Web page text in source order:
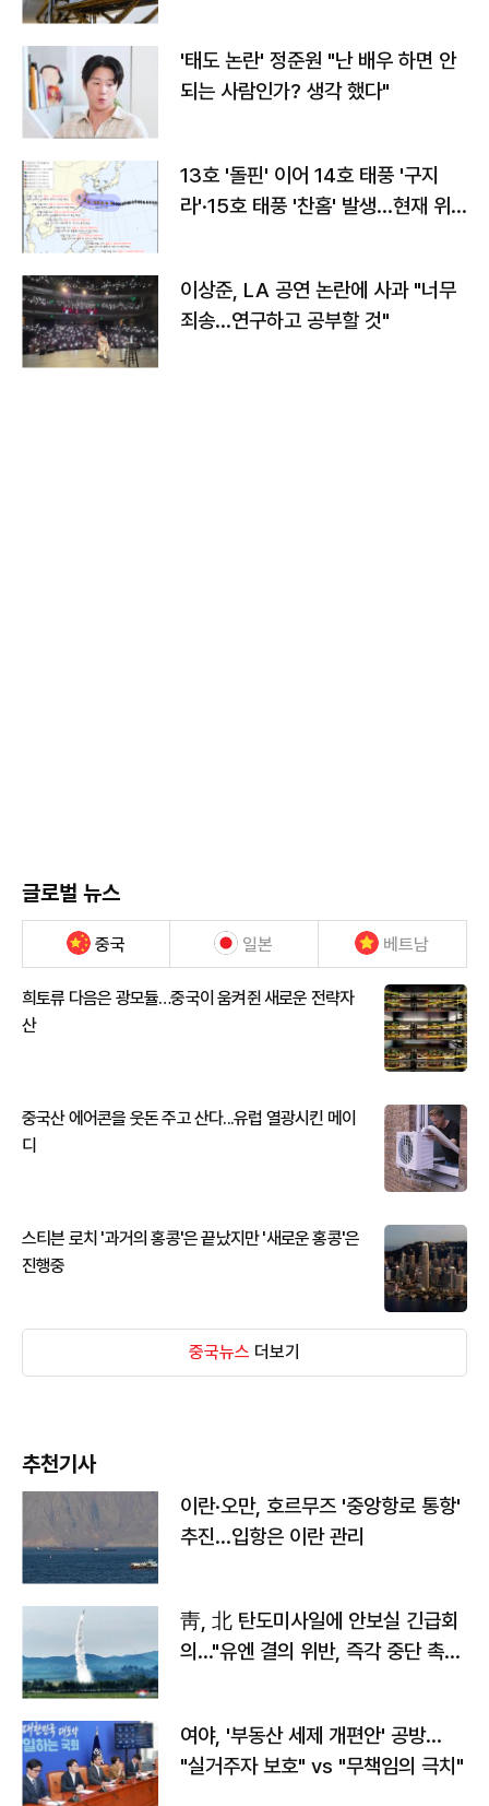
'태도 논란' 정준원 "난 배우 하면 안
되는 사람인가? 생각 했다"
13호 '돌핀' 이어 14호 태풍 '구지
라'·15호 태풍 '찬홈' 발생…현재 위
이상준, LA 공연 논란에 사과 "너무
죄송…연구하고 공부할 것"
글로벌 뉴스
중국 일본 베트남
희토류 다음은 광모듈…중국이 움켜쥔 새로운 전략자
산
중국산 에어콘을 웃돈 주고 산다...유럽 열광시킨 메이
디
스티븐 로치 '과거의 홍콩'은 끝났지만 '새로운 홍콩'은
진행중
중국뉴스 더보기
추천기사
이란·오만, 호르무즈 '중앙항로 통항'
추진…입항은 이란 관리
靑, 北 탄도미사일에 안보실 긴급회
의…"유엔 결의 위반, 즉각 중단 촉
여야, '부동산 세제 개편안' 공방…
"실거주자 보호" vs "무책임의 극치"